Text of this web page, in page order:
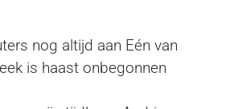
nog altijd aan Eén van
is haast onbegonnen